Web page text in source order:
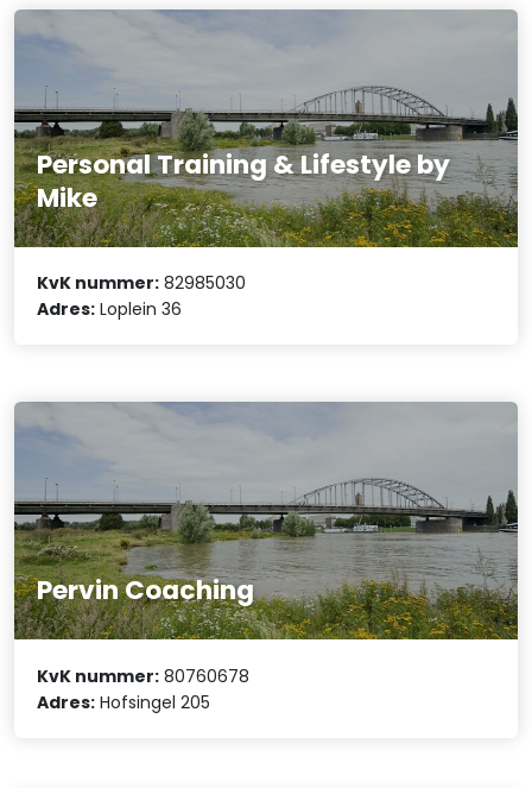
Personal Training & Lifestyle by
Mike
KvK nummer: 82985030
Adres: Loplein 36
Pervin Coaching
KvK nummer: 80760678
Adres: Hofsingel 205